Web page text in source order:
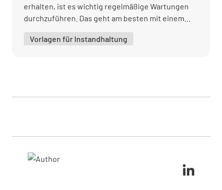
von vibrierenden Werkzeugen oder Geräten?
Werden meine Finger weiß und werden bei
erhalten, ist es wichtig regelmäßige Wartungen
durchzuführen. Das geht am besten mit einem
Vorlagen für Instandhaltung